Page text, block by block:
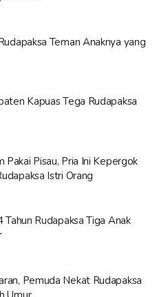
Teman Anaknya yang
Kapuas Tega Rudapaksa
Pakai Pisau, Pria Ini Kepergok
Istri Orang
Tahun Rudapaksa Tiga Anak
Pemuda Nekat Rudapaksa